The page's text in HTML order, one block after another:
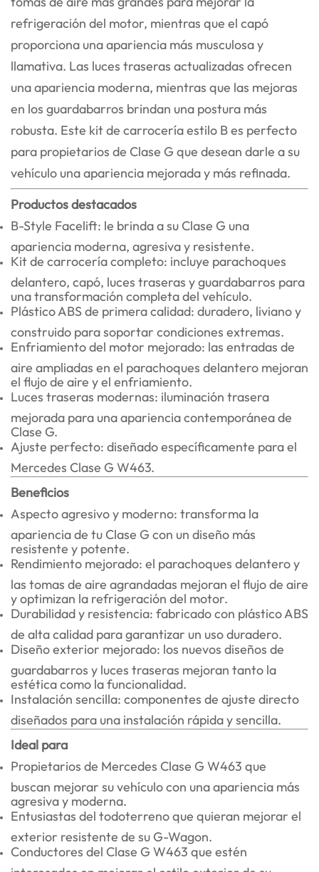
refrigeración del motor, mientras que el capó
proporciona una apariencia más musculosa y
llamativa. Las luces traseras actualizadas ofrecen
una apariencia moderna, mientras que las mejoras
en los guardabarros brindan una postura más
robusta. Este kit de carrocería estilo B es perfecto
para propietarios de Clase G que desean darle a su
vehículo una apariencia mejorada y más refinada.
Productos destacados
B-Style Facelift: le brinda a su Clase G una
apariencia moderna, agresiva y resistente.
Kit de carrocería completo: incluye parachoques
delantero, capó, luces traseras y guardabarros para
una transformación completa del vehículo.
Plástico ABS de primera calidad: duradero, liviano y
construido para soportar condiciones extremas.
Enfriamiento del motor mejorado: las entradas de
aire ampliadas en el parachoques delantero mejoran
el flujo de aire y el enfriamiento.
Luces traseras modernas: iluminación trasera
mejorada para una apariencia contemporánea de
Clase G.
Ajuste perfecto: diseñado específicamente para el
Mercedes Clase G W463.
Beneficios
Aspecto agresivo y moderno: transforma la
apariencia de tu Clase G con un diseño más
resistente y potente.
Rendimiento mejorado: el parachoques delantero y
las tomas de aire agrandadas mejoran el flujo de aire
y optimizan la refrigeración del motor.
Durabilidad y resistencia: fabricado con plástico ABS
de alta calidad para garantizar un uso duradero.
Diseño exterior mejorado: los nuevos diseños de
guardabarros y luces traseras mejoran tanto la
estética como la funcionalidad.
Instalación sencilla: componentes de ajuste directo
diseñados para una instalación rápida y sencilla.
Ideal para
Propietarios de Mercedes Clase G W463 que
buscan mejorar su vehículo con una apariencia más
agresiva y moderna.
Entusiastas del todoterreno que quieran mejorar el
exterior resistente de su G-Wagon.
Conductores del Clase G W463 que estén
interesados en mejorar el estilo exterior de su